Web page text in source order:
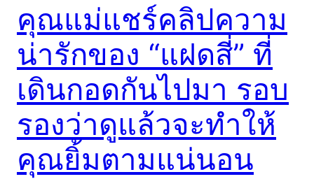
คุณแม่แชร์คลิปความ
น่ารักของ “แฝดสี่” ที่
เดินกอดกันไปมา รอบ
รองว่าดูแล้วจะทำให้
คุณยิ้มตามแน่นอน